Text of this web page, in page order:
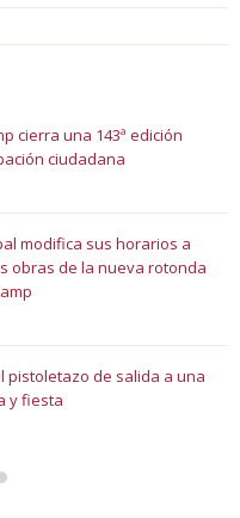
cierra una 143ª edición
ciudadana
modifica sus horarios a
obras de la nueva rotonda
pistoletazo de salida a una
y fiesta